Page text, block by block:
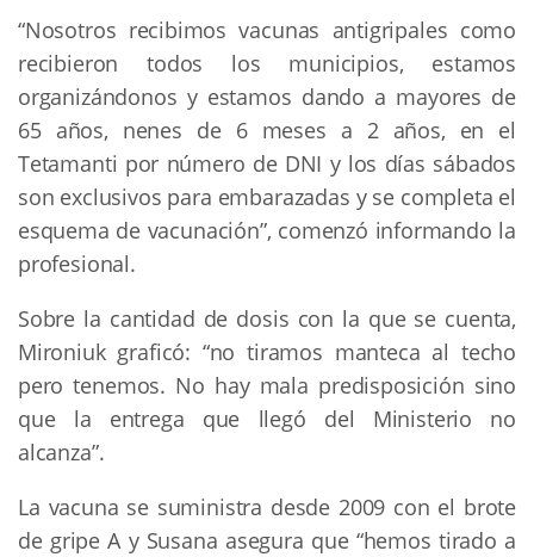
“Nosotros recibimos vacunas antigripales como
recibieron todos los municipios, estamos
organizándonos y estamos dando a mayores de
65 años, nenes de 6 meses a 2 años, en el
Tetamanti por número de DNI y los días sábados
son exclusivos para embarazadas y se completa el
esquema de vacunación”, comenzó informando la
profesional.
Sobre la cantidad de dosis con la que se cuenta,
Mironiuk graficó: “no tiramos manteca al techo
pero tenemos. No hay mala predisposición sino
que la entrega que llegó del Ministerio no
alcanza”.
La vacuna se suministra desde 2009 con el brote
de gripe A y Susana asegura que “hemos tirado a